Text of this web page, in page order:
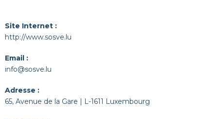
Site Internet :
http://www.sosve.lu
Email :
info@sosve.lu
Adresse :
65, Avenue de la Gare | L-1611 Luxembourg